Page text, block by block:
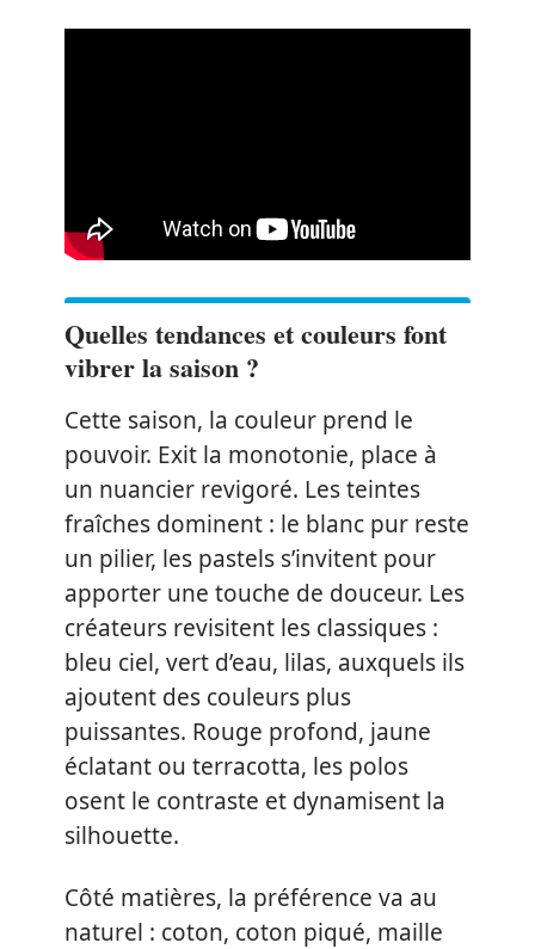
Quelles tendances et couleurs font
vibrer la saison ?
Cette saison, la couleur prend le
pouvoir. Exit la monotonie, place à
un nuancier revigoré. Les teintes
fraîches dominent : le blanc pur reste
un pilier, les pastels s’invitent pour
apporter une touche de douceur. Les
créateurs revisitent les classiques :
bleu ciel, vert d’eau, lilas, auxquels ils
ajoutent des couleurs plus
puissantes. Rouge profond, jaune
éclatant ou terracotta, les polos
osent le contraste et dynamisent la
silhouette.
Côté matières, la préférence va au
naturel : coton, coton piqué, maille